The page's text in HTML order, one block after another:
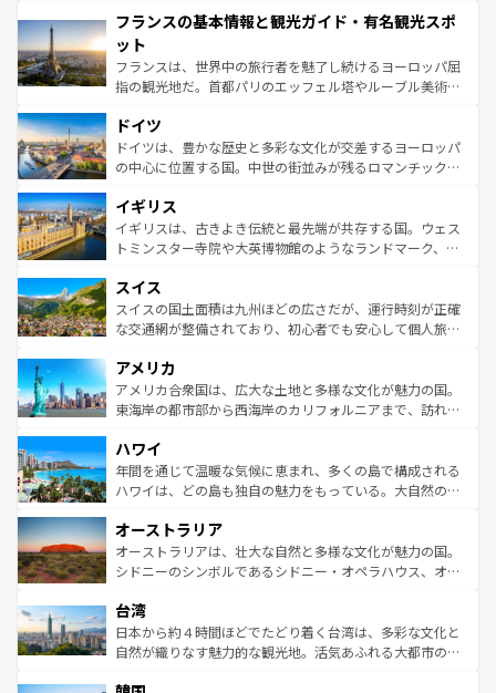
ませてくれるイタリアで、忘れられない旅をしてみよう！
なお、新着のイタリア情報は
しい。
文化が根付くこの国では、情熱的なフラメンコ、熱気あふ
れる闘牛、そして美味しいタパスが生活の一部となってい
る。首都マドリードの洗練された雰囲気や、バルセロナの
アートに溢れた街角から、地方では古代ローマ遺跡や中世
せる。地方によって風土や気候が異なるスペインはその個
性で訪れる人を魅了する。 なお、新着のスペイン情報は コ
ンテンツ一覧を参照してほしい。
フランスの基本情報と観光ガイド・有名観光スポ
ット
フランスは、世界中の旅行者を魅了し続けるヨーロッパ屈
指の観光地だ。首都パリのエッフェル塔やルーブル美術館
で、幅広い魅力が詰まっている。華麗な宮殿、歴史的な大
聖堂、美しいビーチ、そして豊かな自然が、訪れる者を心
から魅了する。また、フランスは美食の国としても知ら
いる。シャンパンの発祥地であるランス、プロヴァンスの
香り高いラベンダー畑など、多彩な楽しみ方が可能だ。さ
らに、パリ以外の地域にも魅力が溢れており、どの街角に
れる地方に足を運ぶとそれぞれで全く異なる文化を体験で
きるだろう。 なお、新着のフランス情報はコンテンツ一覧
を参照してほしい。
ドイツ
ドイツは、豊かな歴史と多彩な文化が交差するヨーロッパ
の中心に位置する国。中世の街並みが残るロマンチック街
顔を持つこの国は、どこを歩いても飽きることがない。ベ
ルリンの文化的活気、バイエルン州のアルプスの絶景、そ
してライン川沿いのワイン畑といった風景は必見。ビール
は、お酒好きな人にはぜひ体験してほしい。 なお、新着の
ドイツ情報はコンテンツ一覧を参照してほしい。
イギリス
イギリスは、古きよき伝統と最先端が共存する国。ウェス
トミンスター寺院や大英博物館のようなランドマーク、歴
リアごとに異なる魅力がある。また、優雅なアフタヌーン
ティー、ビール好きにはたまらない英国パブ、サッカー観
戦など、本場だからこそできる体験も豊富。イギリスを旅
ンツ一覧を参照してほしい。
スイス
スイスの国土面積は九州ほどの広さだが、運行時刻が正確
な交通網が整備されており、初心者でも安心して個人旅行
の建物がそのまま残る町や、スイスならではのユニークな
博物館もあり、アルプス観光だけでなく町歩きも満喫する
ことができる。国民の所得が高いため物価も高いが、旅行
ば市内交通費無料で観光を楽しむこともできる。 なお、新
着のスイス情報はコンテンツ一覧 を参照してほしい。
アメリカ
アメリカ合衆国は、広大な土地と多様な文化が魅力の国。
東海岸の都市部から西海岸のカリフォルニアまで、訪れる
のような巨大都市は、観光、ショッピング、エンターテイ
ンメントが詰まった刺激的なスポットだ。一方、アメリカ
西部には大自然が広がり、グランドキャニオンやイエロー
部のニューオーリンズでは、音楽と美食が融合した独特の
文化が魅力。旅行者はアメリカの各地域で異なる魅力を楽
しみながら、その多様性と豊かな歴史を感じることができ
ならではの贅沢な旅のスタイルだ。 なお、新着のアメリカ
情報はコンテンツ一覧を参照してほしい。
ハワイ
年間を通じて温暖な気候に恵まれ、多くの島で構成される
ハワイは、どの島も独自の魅力をもっている。大自然の神
ワイ島は見逃せない。また、定番の観光地といえばオアフ
島だが、静かな自然を求めるならマウイ島やカウアイ島が
おすすめ。エメラルドグリーンに輝く海をはじめ、豊かな
れるおもてなしの心で訪れる人々を迎えてくれるハワイの
人々、おいしいローカルフードやハワイアンミュージッ
ク、伝統的なフラダンスなど、すべてがハワイの魅力を彩
ワイを、存分に味わってほしい。 なお、新着のハワイ情報
オーストラリア
オーストラリアは、壮大な自然と多様な文化が魅力の国。
シドニーのシンボルであるシドニー・オペラハウス、オー
リアリーフや大陸中央部にそびえるウルル（エアーズロッ
ク）、タスマニアの美しい原生林やケアンズの熱帯雨林な
ど、見どころがたくさん。また、カフェやワイン、オージ
台湾
日本から約４時間ほどでたどり着く台湾は、多彩な文化と
自然が織りなす魅力的な観光地。活気あふれる大都市の台